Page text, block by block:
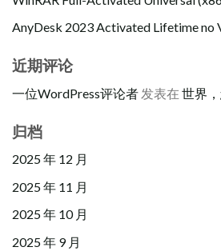
AnyDesk 2023 Activated Lifetime no
近期评论
一位WordPress评论者 发表在 世界，
归档
2025 年 12 月
2025 年 11 月
2025 年 10 月
2025 年 9 月